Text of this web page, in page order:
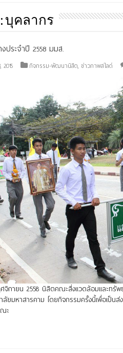
บุคลากร
ประจำปี 2558 มมส.
2015 กิจกรรม-พัฒนานิสิต, ข่าวภาพสไลด์
จิกายน 2558 นิสิตคณะสิ่งแวดล้อมและทรัพ
ลัยมหาสารคาม โดยกิจกรรมครั้งนี้เพื่อเป็น
ะ